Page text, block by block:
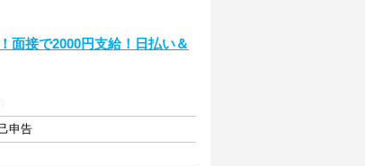
面接で2000円支給！日払い＆
申告